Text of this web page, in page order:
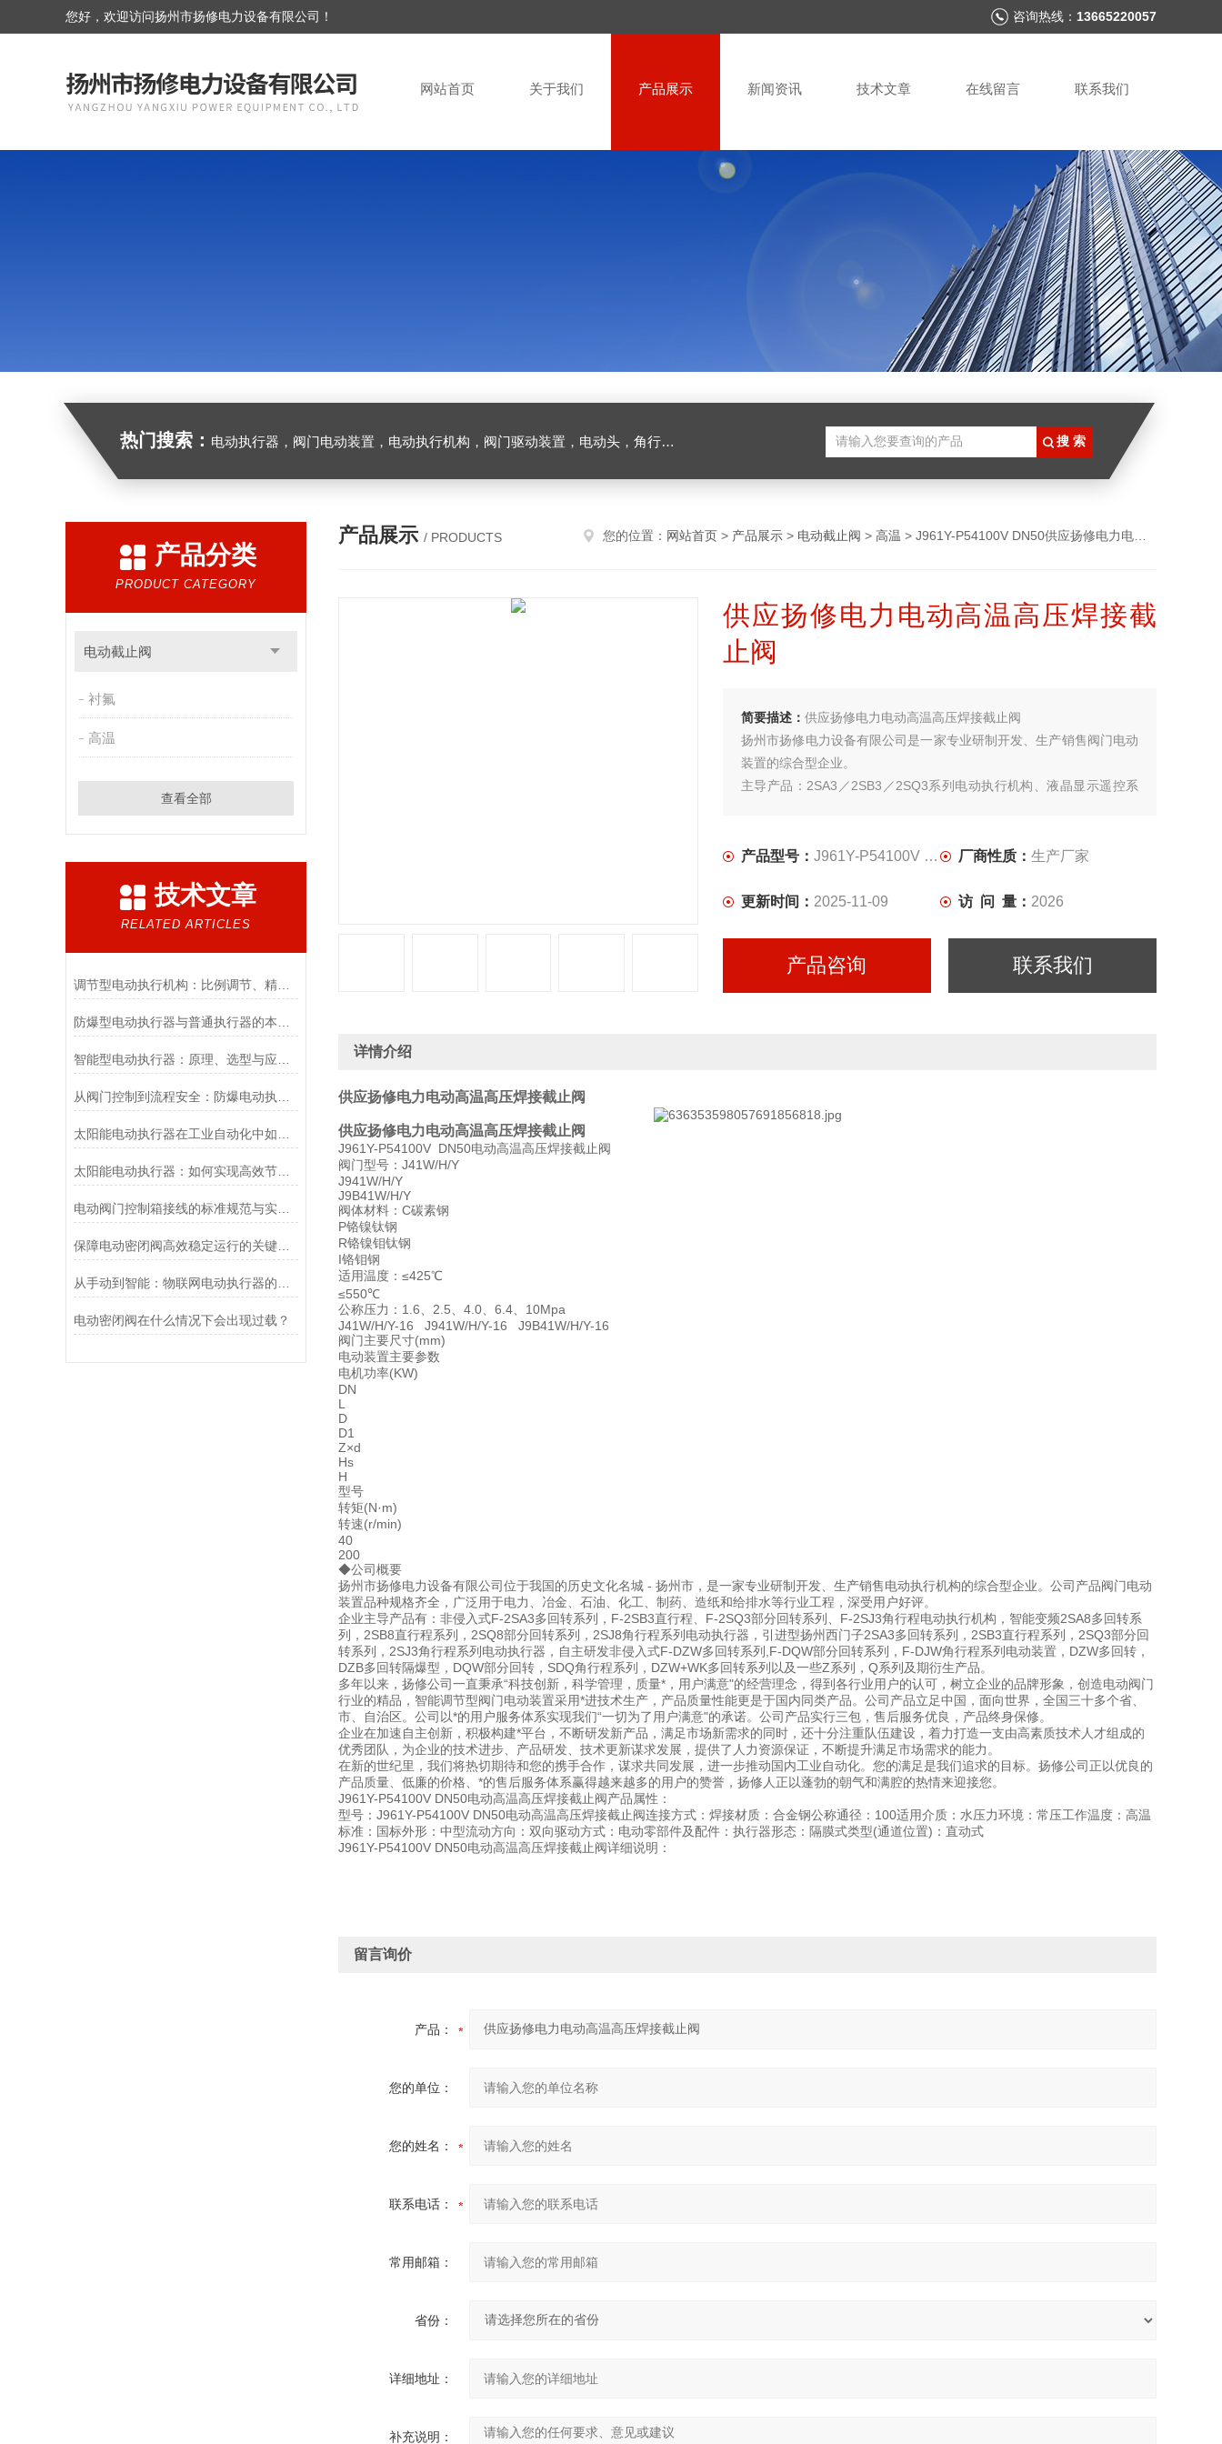
您好，欢迎访问扬州市扬修电力设备有限公司！ 咨询热线： 13665220057
网站首页 关于我们 产品展示 新闻资讯 技术文章 在线留言 联系我们
热门搜索： 电动执行器，阀门电动装置，电动执行机构，阀门驱动装置，电动头，角行程电动执行器，智能防爆型电动执行器，多回转电动执行器
产品分类
PRODUCT CATEGORY
电动截止阀
衬氟
高温
查看全部
技术文章
RELATED ARTICLES
调节型电动执行机构：比例调节、精度控制要点
太阳能电动执行器：如何实现高效节能的自动化控制？
保障电动密闭阀高效稳定运行的关键举措
电动密闭阀在什么情况下会出现过载？
产品展示 / PRODUCTS 您的位置： 网站首页 > 产品展示 > 电动截止阀 > 高温 > J961Y-P54100V DN50供应扬修电力电动高温高压焊接截止阀
供应扬修电力电动高温高压焊接截
止阀
简要描述： 供应扬修电力电动高温高压焊接截止阀
扬州市扬修电力设备有限公司是一家专业研制开发、生产销售阀门电动
装置的综合型企业。
主导产品：2SA3／2SB3／2SQ3系列电动执行机构、液晶显示遥控系
转系列阀门电动装置以及电动阀门成套系列、控制箱系列等品种规格齐
产品型号： J961Y-P54100V DN50 厂商性质： 生产厂家
更新时间： 2025-11-09 访 问 量： 2026
产品咨询 联系我们
详情介绍
供应扬修电力电动高温高压焊接截止阀
供应扬修电力电动高温高压焊接截止阀
J961Y-P54100V DN50电动高温高压焊接截止阀
阀门型号：J41W/H/Y
J941W/H/Y
J9B41W/H/Y
阀体材料：C碳素钢
P铬镍钛钢
R铬镍钼钛钢
I铬钼钢
适用温度：≤425℃
≤550℃
公称压力：1.6、2.5、4.0、6.4、10Mpa
J41W/H/Y-16 J941W/H/Y-16 J9B41W/H/Y-16
阀门主要尺寸(mm)
电动装置主要参数
电机功率(KW)
DN
L
D
D1
Z×d
Hs
H
型号
转矩(N·m)
转速(r/min)
40
200
◆公司概要
扬州市扬修电力设备有限公司位于我国的历史文化名城 - 扬州市，是一家专业研制开发、生产销售电动执行机构的综合型企业。公司产品阀门电动
装置品种规格齐全，广泛用于电力、冶金、石油、化工、制药、造纸和给排水等行业工程，深受用户好评。
企业主导产品有：非侵入式F-2SA3多回转系列，F-2SB3直行程、F-2SQ3部分回转系列、F-2SJ3角行程电动执行机构，智能变频2SA8多回转系
列，2SB8直行程系列，2SQ8部分回转系列，2SJ8角行程系列电动执行器，引进型扬州西门子2SA3多回转系列，2SB3直行程系列，2SQ3部分回
转系列，2SJ3角行程系列电动执行器，自主研发非侵入式F-DZW多回转系列,F-DQW部分回转系列，F-DJW角行程系列电动装置，DZW多回转，
DZB多回转隔爆型，DQW部分回转，SDQ角行程系列，DZW+WK多回转系列以及一些Z系列，Q系列及期衍生产品。
多年以来，扬修公司一直秉承“科技创新，科学管理，质量*，用户满意"的经营理念，得到各行业用户的认可，树立企业的品牌形象，创造电动阀门
行业的精品，智能调节型阀门电动装置采用*进技术生产，产品质量性能更是于国内同类产品。公司产品立足中国，面向世界，全国三十多个省、
市、自治区。公司以*的用户服务体系实现我们“一切为了用户满意"的承诺。公司产品实行三包，售后服务优良，产品终身保修。
企业在加速自主创新，积极构建*平台，不断研发新产品，满足市场新需求的同时，还十分注重队伍建设，着力打造一支由高素质技术人才组成的
优秀团队，为企业的技术进步、产品研发、技术更新谋求发展，提供了人力资源保证，不断提升满足市场需求的能力。
在新的世纪里，我们将热切期待和您的携手合作，谋求共同发展，进一步推动国内工业自动化。您的满足是我们追求的目标。扬修公司正以优良的
产品质量、低廉的价格、*的售后服务体系赢得越来越多的用户的赞誉，扬修人正以蓬勃的朝气和满腔的热情来迎接您。
J961Y-P54100V DN50电动高温高压焊接截止阀产品属性：
型号：J961Y-P54100V DN50电动高温高压焊接截止阀连接方式：焊接材质：合金钢公称通径：100适用介质：水压力环境：常压工作温度：高温
标准：国标外形：中型流动方向：双向驱动方式：电动零部件及配件：执行器形态：隔膜式类型(通道位置)：直动式
J961Y-P54100V DN50电动高温高压焊接截止阀详细说明：
留言询价
产品：
您的单位：
您的姓名：
联系电话：
常用邮箱：
省份：
详细地址：
补充说明：